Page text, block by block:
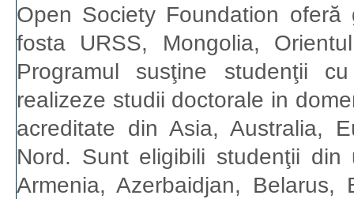
Open Society Foundation
fosta URSS, Mongolia,
Programul susţine studenţii
realizeze studii doctorale in
acreditate din Asia, Australia,
Nord. Sunt eligibili studenţii din
Armenia, Azerbaidjan,